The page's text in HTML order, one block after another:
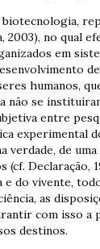
2003), no qual
em
humanos,
não se
entre
experimental
verdade, de
(cf. Declaração,
e do vivente,
as
com isso a
destinos.